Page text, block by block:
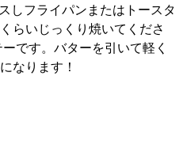
しフライパンまたはトースタ
らいじっくり焼いてくださ
です。バターを引いて軽く
なります！